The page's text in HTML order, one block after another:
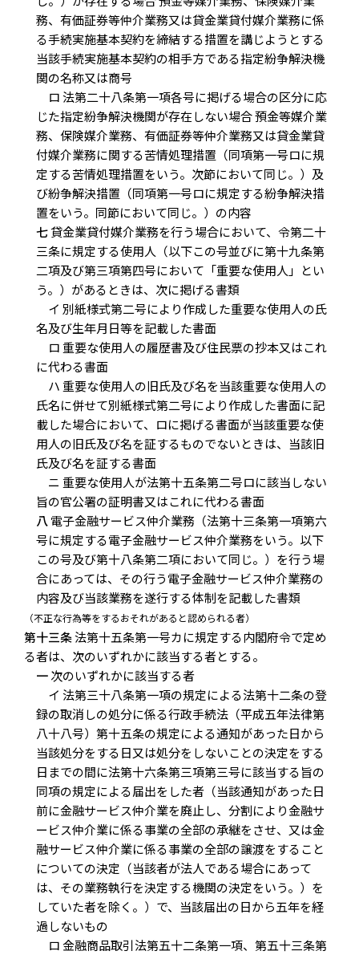
務、有価証券等仲介業務又は貸金業貸付媒介業務に係
る手続実施基本契約を締結する措置を講じようとする
当該手続実施基本契約の相手方である指定紛争解決機
関の名称又は商号
ロ 法第二十八条第一項各号に掲げる場合の区分に応
じた指定紛争解決機関が存在しない場合 預金等媒介業
務、保険媒介業務、有価証券等仲介業務又は貸金業貸
付媒介業務に関する苦情処理措置（同項第一号ロに規
定する苦情処理措置をいう。次節において同じ。）及
び紛争解決措置（同項第一号ロに規定する紛争解決措
置をいう。同節において同じ。）の内容
七貸金業貸付媒介業務を行う場合において、令第二十
三条に規定する使用人（以下この号並びに第十九条第
二項及び第三項第四号において「重要な使用人」とい
う。）があるときは、次に掲げる書類
イ 別紙様式第二号により作成した重要な使用人の氏
名及び生年月日等を記載した書面
ロ 重要な使用人の履歴書及び住民票の抄本又はこれ
に代わる書面
ハ 重要な使用人の旧氏及び名を当該重要な使用人の
氏名に併せて別紙様式第二号により作成した書面に記
載した場合において、ロに掲げる書面が当該重要な使
用人の旧氏及び名を証するものでないときは、当該旧
氏及び名を証する書面
ニ 重要な使用人が法第十五条第二号ロに該当しない
旨の官公署の証明書又はこれに代わる書面
八 電子金融サービス仲介業務（法第十三条第一項第六
号に規定する電子金融サービス仲介業務をいう。以下
この号及び第十八条第二項において同じ。）を行う場
合にあっては、その行う電子金融サービス仲介業務の
内容及び当該業務を遂行する体制を記載した書類
（不正な行為等をするおそれがあると認められる者）
第十三条法第十五条第一号カに規定する内閣府令で定め
る者は、次のいずれかに該当する者とする。
一次のいずれかに該当する者
イ 法第三十八条第一項の規定による法第十二条の登
録の取消しの処分に係る行政手続法（平成五年法律第
八十八号）第十五条の規定による通知があった日から
当該処分をする日又は処分をしないことの決定をする
日までの間に法第十六条第三項第三号に該当する旨の
同項の規定による届出をした者（当該通知があった日
前に金融サービス仲介業を廃止し、分割により金融サ
ービス仲介業に係る事業の全部の承継をさせ、又は金
融サービス仲介業に係る事業の全部の譲渡をすること
についての決定（当該者が法人である場合にあって
は、その業務執行を決定する機関の決定をいう。）を
していた者を除く。）で、当該届出の日から五年を経
過しないもの
ロ 金融商品取引法第五十二条第一項、第五十三条第